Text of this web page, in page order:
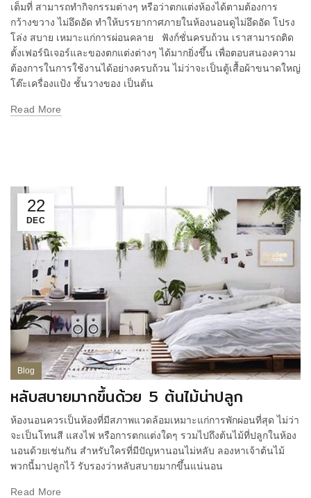
เต็มที่ สามารถทำกิจกรรมต่างๆ หรือว่าตกแต่งห้องได้ตามต้องการ
กว้างขวาง ไม่อึดอัด ทำให้บรรยากาศภายในห้องนอนดูไม่อึดอัด โปรง
โล่ง สบาย เหมาะแก่การผ่อนคลาย ฟังก์ชั่นครบถ้วน เราสามารถติด
ตั้งเฟอร์นิเจอร์และของตกแต่งต่างๆ ได้มากยิ่งขึ้น เพื่อตอบสนองความ
ต้องการในการใช้งานได้อย่างครบถ้วน ไม่ว่าจะเป็นตู้เสื้อผ้าขนาดใหญ่
โต๊ะเครื่องแป้ง ชั้นวางของ เป็นต้น
Read More
22
DEC
Blog
หลับสบายมากขึ้นด้วย 5 ต้นไม้น่าปลูก
ห้องนอนควรเป็นห้องที่มีสภาพแวดล้อมเหมาะแก่การพักผ่อนที่สุด ไม่ว่า
จะเป็นโทนสี แสงไฟ หรือการตกแต่งใดๆ รวมไปถึงต้นไม้ที่ปลูกในห้อง
นอนด้วยเช่นกัน สำหรับใครที่มีปัญหานอนไม่หลับ ลองหาเจ้าต้นไม้
พวกนี้มาปลูกไว้ รับรองว่าหลับสบายมากขึ้นแน่นอน
Read More